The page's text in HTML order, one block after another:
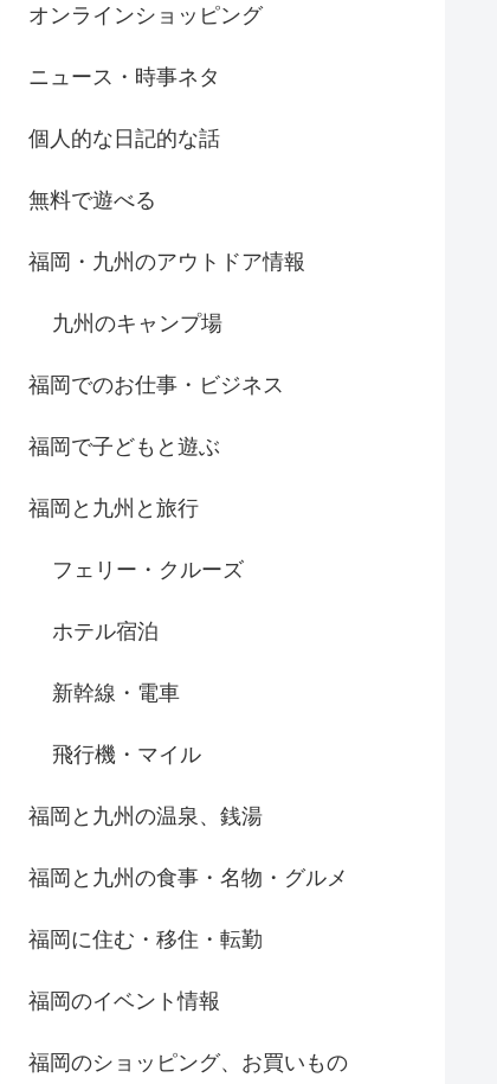
オンラインショッピング
ニュース・時事ネタ
個人的な日記的な話
無料で遊べる
福岡・九州のアウトドア情報
九州のキャンプ場
福岡でのお仕事・ビジネス
福岡で子どもと遊ぶ
福岡と九州と旅行
フェリー・クルーズ
ホテル宿泊
新幹線・電車
飛行機・マイル
福岡と九州の温泉、銭湯
福岡と九州の食事・名物・グルメ
福岡に住む・移住・転勤
福岡のイベント情報
福岡のショッピング、お買いもの